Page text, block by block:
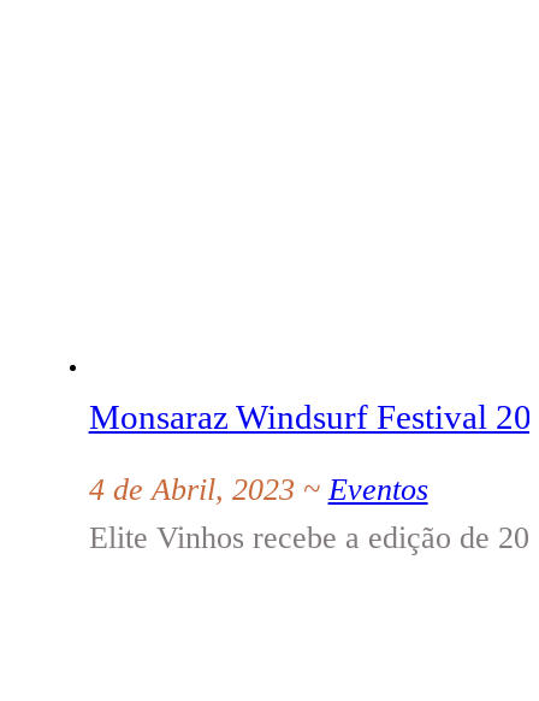
Monsaraz Windsurf Festival
4 de Abril, 2023 ~Eventos
Elite Vinhos recebe a edição de